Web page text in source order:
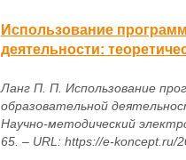
Использование
деятельности:
Ланг П. П. Использование
образовательной
Научно-методический
65. – URL: https://e-koncept.ru/